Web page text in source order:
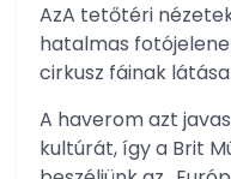
AzA tetőtéri
hatalmas
cirkusz fáinak
A haverom azt
kultúrát, így a Brit